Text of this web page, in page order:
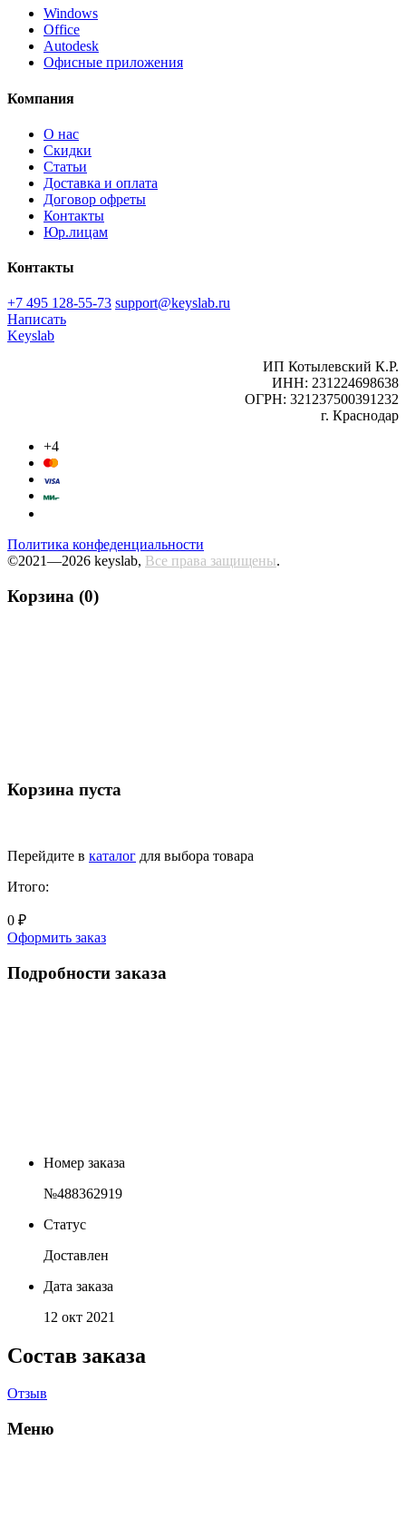
Windows
Office
Autodesk
Офисные приложения
Компания
О нас
Скидки
Статьи
Доставка и оплата
Договор офреты
Контакты
Юр.лицам
Контакты
+7 495 128-55-73 support@keyslab.ru
Написать
Keyslab
ИП Котылевский К.Р.
ИНН: 231224698638
ОГРН: 321237500391232
г. Краснодар
+4
Политика конфеденциальности
©2021—2026 keyslab, Все права защищены.
Корзина (0)
Корзина пуста
Перейдите в каталог для выбора товара
Итого:
0 ₽
Оформить заказ
Подробности заказа
Номер заказа
№488362919
Статус
Доставлен
Дата заказа
12 окт 2021
Состав заказа
Отзыв
Меню